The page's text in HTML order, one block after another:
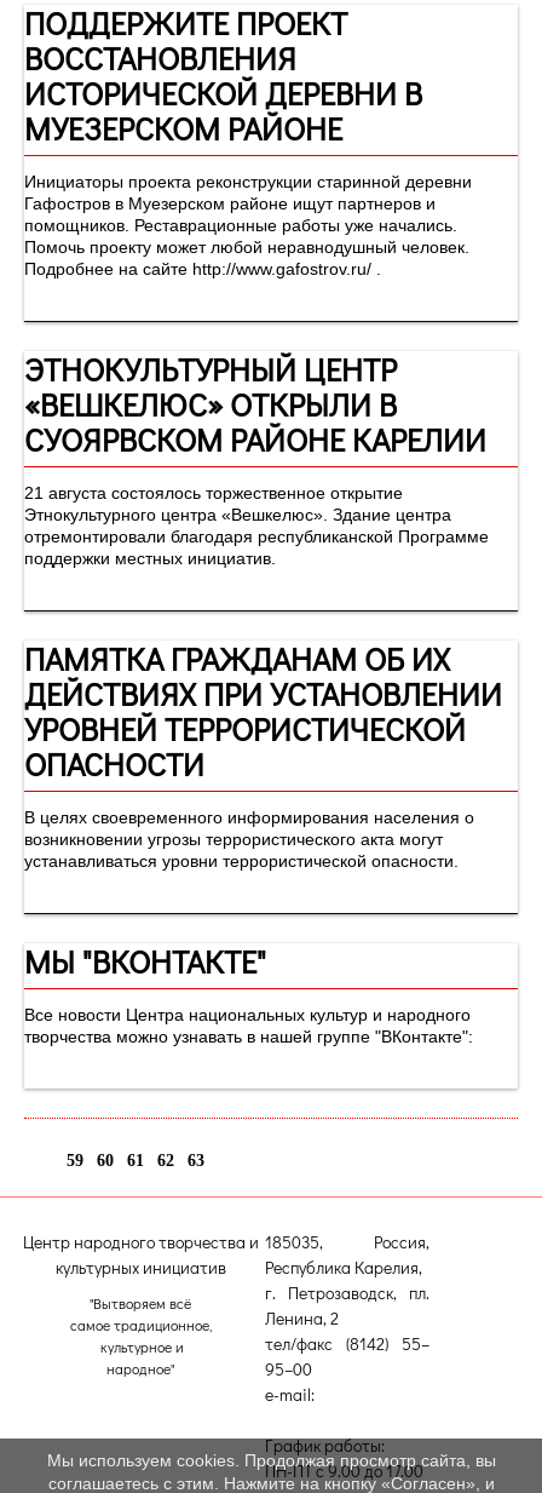
ПОДДЕРЖИТЕ ПРОЕКТ
ВОССТАНОВЛЕНИЯ
ИСТОРИЧЕСКОЙ ДЕРЕВНИ В
МУЕЗЕРСКОМ РАЙОНЕ
Инициаторы проекта реконструкции старинной деревни
Гафостров в Муезерском районе ищут партнеров и
помощников. Реставрационные работы уже начались.
Помочь проекту может любой неравнодушный человек.
Подробнее на сайте http://www.gafostrov.ru/ .
ЭТНОКУЛЬТУРНЫЙ ЦЕНТР
«ВЕШКЕЛЮС» ОТКРЫЛИ В
СУОЯРВСКОМ РАЙОНЕ КАРЕЛИИ
21 августа состоялось торжественное открытие
Этнокультурного центра «Вешкелюс». Здание центра
отремонтировали благодаря республиканской Программе
поддержки местных инициатив.
ПАМЯТКА ГРАЖДАНАМ ОБ ИХ
ДЕЙСТВИЯХ ПРИ УСТАНОВЛЕНИИ
УРОВНЕЙ ТЕРРОРИСТИЧЕСКОЙ
ОПАСНОСТИ
В целях своевременного информирования населения о
возникновении угрозы террористического акта могут
устанавливаться уровни террористической опасности.
МЫ "ВКОНТАКТЕ"
Все новости Центра национальных культур и народного
творчества можно узнавать в нашей группе "ВКонтакте":
59 60 61 62 63
Центр народного творчества и
культурных инициатив
"Вытворяем всё
самое традиционное,
культурное и
народное"
185035, Россия,
Республика Карелия,
г. Петрозаводск, пл.
Ленина, 2
тел/факс (8142) 55–
95–00
e-mail:
График работы:
ПН-ПТ с 9.00 до 17.00
Мы используем cookies. Продолжая просмотр сайта, вы
соглашаетесь с этим. Нажмите на кнопку «Согласен», и